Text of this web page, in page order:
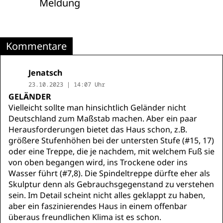
Meldung
Kommentare
Jenatsch
23.10.2023 | 14:07 Uhr
GELÄNDER
Vielleicht sollte man hinsichtlich Geländer nicht
Deutschland zum Maßstab machen. Aber ein paar
Herausforderungen bietet das Haus schon, z.B.
größere Stufenhöhen bei der untersten Stufe (#15, 17)
oder eine Treppe, die je nachdem, mit welchem Fuß sie
von oben begangen wird, ins Trockene oder ins
Wasser führt (#7,8). Die Spindeltreppe dürfte eher als
Skulptur denn als Gebrauchsgegenstand zu verstehen
sein. Im Detail scheint nicht alles geklappt zu haben,
aber ein faszinierendes Haus in einem offenbar
überaus freundlichen Klima ist es schon.